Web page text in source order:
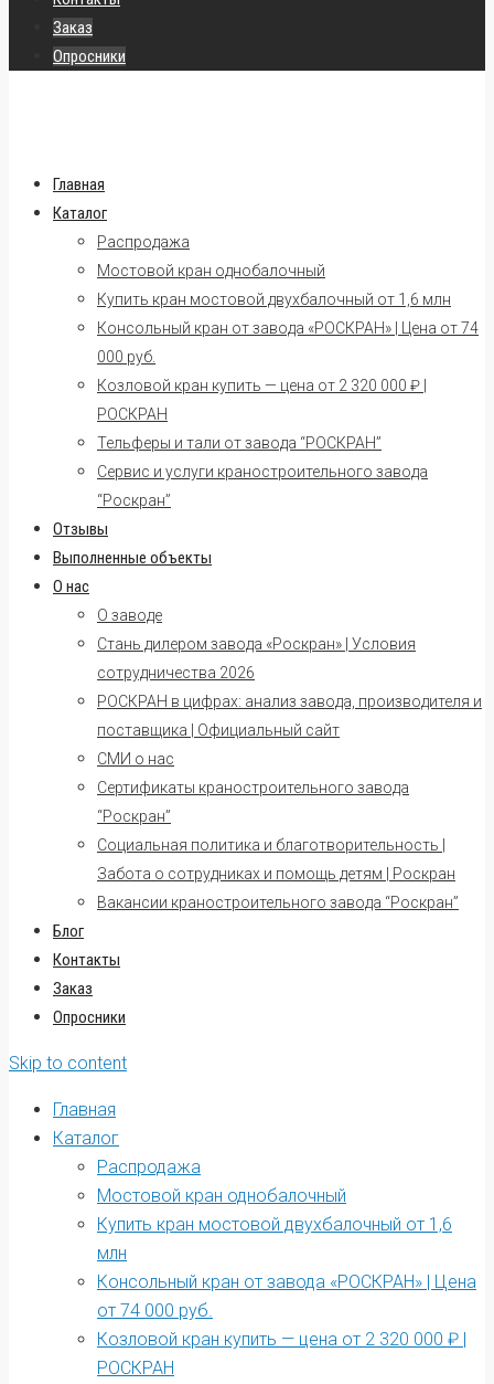
Заказ
Опросники
Главная
Каталог
Распродажа
Мостовой кран однобалочный
Купить кран мостовой двухбалочный от 1,6 млн
Консольный кран от завода «РОСКРАН» | Цена от 74
000 руб.
Козловой кран купить — цена от 2 320 000 ₽ |
РОСКРАН
Тельферы и тали от завода “РОСКРАН”
Сервис и услуги краностроительного завода
“Роскран”
Отзывы
Выполненные объекты
О нас
О заводе
Стань дилером завода «Роскран» | Условия
сотрудничества 2026
РОСКРАН в цифрах: анализ завода, производителя и
поставщика | Официальный сайт
СМИ о нас
Сертификаты краностроительного завода
“Роскран”
Социальная политика и благотворительность |
Забота о сотрудниках и помощь детям | Роскран
Вакансии краностроительного завода “Роскран”
Блог
Контакты
Заказ
Опросники
Skip to content
Главная
Каталог
Распродажа
Мостовой кран однобалочный
Купить кран мостовой двухбалочный от 1,6
млн
Консольный кран от завода «РОСКРАН» | Цена
от 74 000 руб.
Козловой кран купить — цена от 2 320 000 ₽ |
РОСКРАН